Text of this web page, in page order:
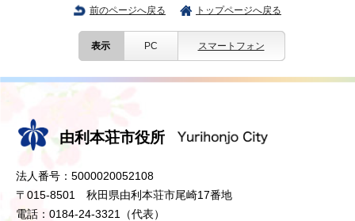
前のページへ戻る トップページへ戻る
表示 PC スマートフォン
由利本荘市役所
法人番号：5000020052108
〒015-8501 秋田県由利本荘市尾崎17番地
電話：0184-24-3321（代表）